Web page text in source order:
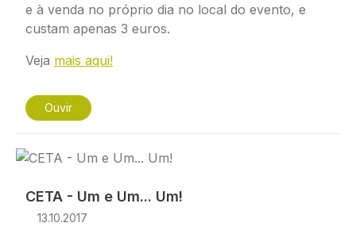
e à venda no próprio dia no local do evento, e
custam apenas 3 euros.
Veja mais aqui!
Ouvir
Imagem
CETA - Um e Um... Um!
13.10.2017